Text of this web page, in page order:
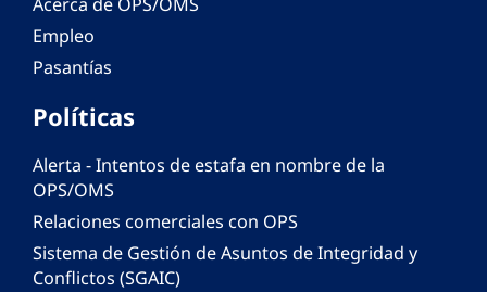
Empleo
Pasantías
Políticas
Alerta - Intentos de estafa en nombre de la
OPS/OMS
Relaciones comerciales con OPS
Sistema de Gestión de Asuntos de Integridad y
Conflictos (SGAIC)